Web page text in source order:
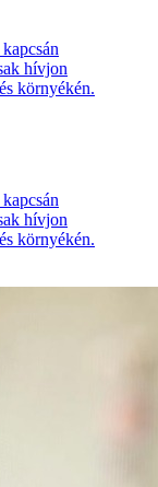
hívjon
környékén.
hívjon
környékén.